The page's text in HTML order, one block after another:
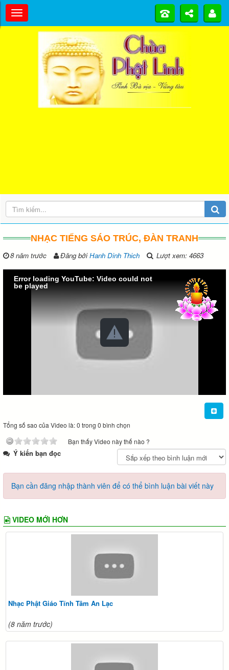
NHẠC TIẾNG SÁO TRÚC, ĐÀN TRANH
8 năm trước Đăng bởiHanh Dinh Thich Lượt xem: 4663
Error loading YouTube: Video could not
be played
Tổng số sao của Video là: 0 trong 0 bình chọn
Bạn thấy Video này thế nào ?
Ý kiến bạn đọc
Bạn cần đăng nhập thành viên để có thể bình luận bài viết này
VIDEO MỚI HƠN
Nhạc Phật Giáo Tĩnh Tâm An Lạc
(8 năm trước)